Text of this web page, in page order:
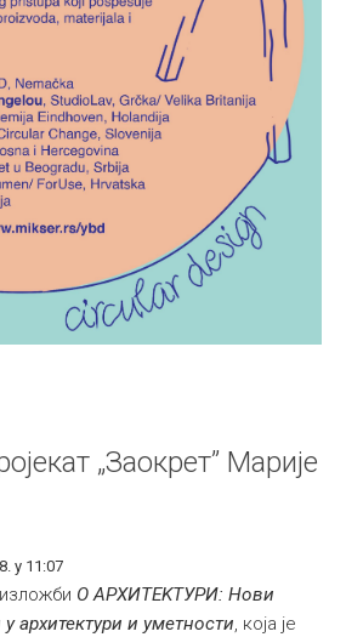
„Заокрет” Марије
у 11:07
О АРХИТЕKТУРИ: Нови
архитектури и уметности , која је